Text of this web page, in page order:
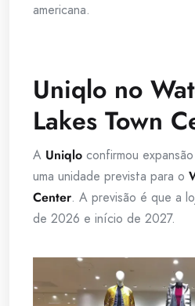
americana.
Uniqlo no
Lakes Town
A Uniqlo confirmou
uma unidade prevista para o
Center. A previsão é que a
de 2026 e início de 2027.